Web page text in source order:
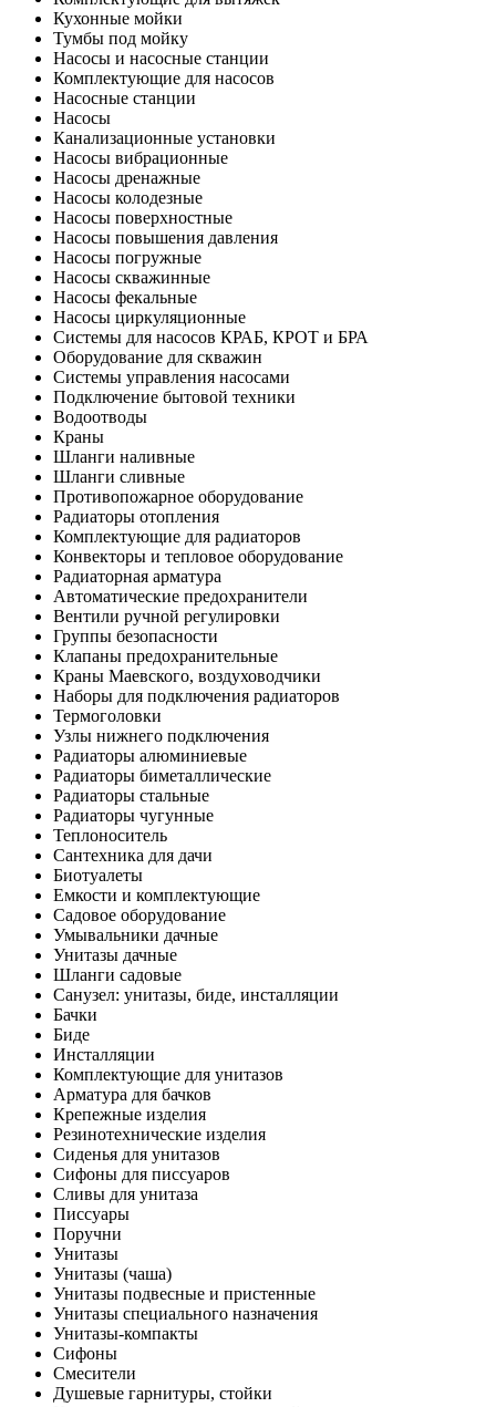
Кухонные мойки
Тумбы под мойку
Насосы и насосные станции
Комплектующие для насосов
Насосные станции
Насосы
Канализационные установки
Насосы вибрационные
Насосы дренажные
Насосы колодезные
Насосы поверхностные
Насосы повышения давления
Насосы погружные
Насосы скважинные
Насосы фекальные
Насосы циркуляционные
Системы для насосов КРАБ, КРОТ и БРА
Оборудование для скважин
Системы управления насосами
Подключение бытовой техники
Водоотводы
Краны
Шланги наливные
Шланги сливные
Противопожарное оборудование
Радиаторы отопления
Комплектующие для радиаторов
Конвекторы и тепловое оборудование
Радиаторная арматура
Автоматические предохранители
Вентили ручной регулировки
Группы безопасности
Клапаны предохранительные
Краны Маевского, воздуховодчики
Наборы для подключения радиаторов
Термоголовки
Узлы нижнего подключения
Радиаторы алюминиевые
Радиаторы биметаллические
Радиаторы стальные
Радиаторы чугунные
Теплоноситель
Сантехника для дачи
Биотуалеты
Емкости и комплектующие
Садовое оборудование
Умывальники дачные
Унитазы дачные
Шланги садовые
Санузел: унитазы, биде, инсталляции
Бачки
Биде
Инсталляции
Комплектующие для унитазов
Арматура для бачков
Крепежные изделия
Резинотехнические изделия
Сиденья для унитазов
Сифоны для писсуаров
Сливы для унитаза
Писсуары
Поручни
Унитазы
Унитазы (чаша)
Унитазы подвесные и пристенные
Унитазы специального назначения
Унитазы-компакты
Сифоны
Смесители
Душевые гарнитуры, стойки